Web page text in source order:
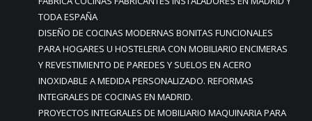
TODA ESPAÑA
DISEÑO DE COCINAS MODERNAS BONITAS FUNCIONALES
PARA HOGARES U HOSTELERIA CON MOBILIARIO ENCIMERAS
Y REVESTIMIENTO DE PAREDES Y SUELOS EN ACERO
INOXIDABLE A MEDIDA PERSONALIZADO. REFORMAS
INTEGRALES DE COCINAS EN MADRID.
PROYECTOS INTEGRALES DE MOBILIARIO MAQUINARIA PARA